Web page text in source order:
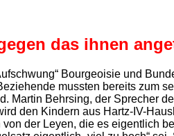
das ihnen
Bourgeoisie und
mussten bereits zum
Martin Behrsing, der Sprecher
den Kindern aus Hartz-IV-
der Leyen, die es eigentlich